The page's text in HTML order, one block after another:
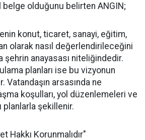
olduğunu belirten ANGIN;
konut, ticaret, sanayi, eğitim,
olarak nasıl değerlendirileceğini
şehrin anayasası niteliğindedir.
planları ise bu vizyonun
Vatandaşın arsasında ne
koşulları, yol düzenlemeleri ve
şekillenir.
Hakkı Korunmalıdır"